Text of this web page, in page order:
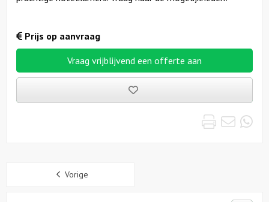
Vraag vrijblijvend een offerte aan
uitjes
Prijs op aanvraag
Print
Vorige